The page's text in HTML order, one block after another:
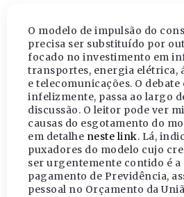
O modelo de impulsão do
precisa ser substituído por
focado no investimento em
transportes, energia elétrica,
e telecomunicações. O
infelizmente, passa ao largo
discussão. O leitor pode ver
causas do esgotamento do
em detalhe neste link. Lá,
puxadores do modelo cujo
ser urgentemente contido é
pagamento de Previdência,
pessoal no Orçamento da